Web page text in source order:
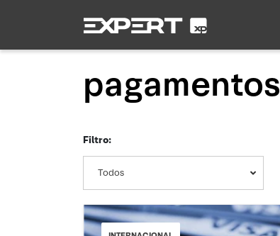
pagamentos
Filtro:
Todos